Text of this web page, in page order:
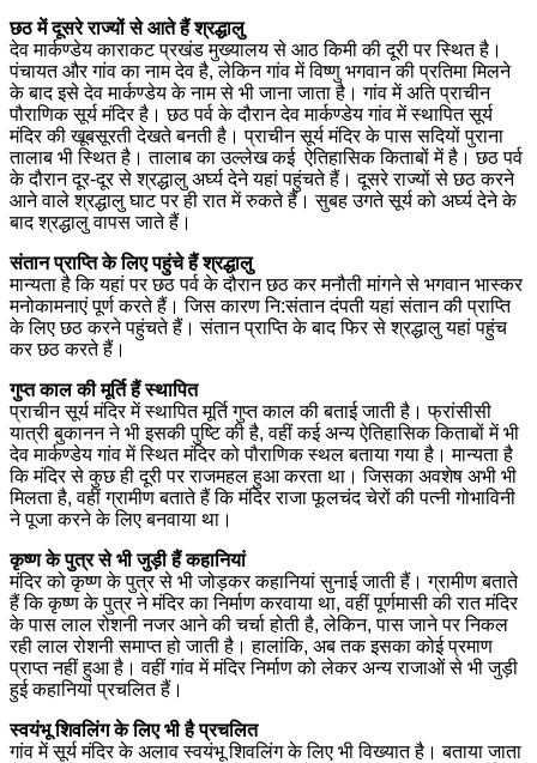
छठ में दूसरे राज्यों से आते हैं श्रद्धालु
देव मार्कण्डेय काराकट प्रखंड मुख्यालय से आठ किमी की दूरी पर स्थित है।
पंचायत और गांव का नाम देव है, लेकिन गांव में विष्णु भगवान की प्रतिमा मिलने
के बाद इसे देव मार्कण्डेय के नाम से भी जाना जाता है। गांव में अति प्राचीन
पौराणिक सूर्य मंदिर है। छठ पर्व के दौरान देव मार्कण्डेय गांव में स्थापित सूर्य
मंदिर की खूबसूरती देखते बनती है। प्राचीन सूर्य मंदिर के पास सदियों पुराना
तालाब भी स्थित है। तालाब का उल्लेख कई ऐतिहासिक किताबों में है। छठ पर्व
के दौरान दूर-दूर से श्रद्धालु अर्घ्य देने यहां पहुंचते हैं। दूसरे राज्यों से छठ करने
आने वाले श्रद्धालु घाट पर ही रात में रुकते हैं। सुबह उगते सूर्य को अर्घ्य देने के
बाद श्रद्धालु वापस जाते हैं।
संतान प्राप्ति के लिए पहुंचे हैं श्रद्धालु
मान्यता है कि यहां पर छठ पर्व के दौरान छठ कर मनौती मांगने से भगवान भास्कर
मनोकामनाएं पूर्ण करते हैं। जिस कारण नि:संतान दंपती यहां संतान की प्राप्ति
के लिए छठ करने पहुंचते हैं। संतान प्राप्ति के बाद फिर से श्रद्धालु यहां पहुंच
कर छठ करते हैं।
गुप्त काल की मूर्ति हैं स्थापित
प्राचीन सूर्य मंदिर में स्थापित मूर्ति गुप्त काल की बताई जाती है। फ्रांसीसी
यात्री बुकानन ने भी इसकी पुष्टि की है, वहीं कई अन्य ऐतिहासिक किताबों में भी
देव मार्कण्डेय गांव में स्थित मंदिर को पौराणिक स्थल बताया गया है। मान्यता है
कि मंदिर से कुछ ही दूरी पर राजमहल हुआ करता था। जिसका अवशेष अभी भी
मिलता है, वहीं ग्रामीण बताते हैं कि मंदिर राजा फूलचंद चेरों की पत्नी गोभाविनी
ने पूजा करने के लिए बनवाया था।
कृष्ण के पुत्र से भी जुड़ी हैं कहानियां
मंदिर को कृष्ण के पुत्र से भी जोड़कर कहानियां सुनाई जाती हैं। ग्रामीण बताते
हैं कि कृष्ण के पुत्र ने मंदिर का निर्माण करवाया था, वहीं पूर्णमासी की रात मंदिर
के पास लाल रोशनी नजर आने की चर्चा होती है, लेकिन, पास जाने पर निकल
रही लाल रोशनी समाप्त हो जाती है। हालांकि, अब तक इसका कोई प्रमाण
प्राप्त नहीं हुआ है। वहीं गांव में मंदिर निर्माण को लेकर अन्य राजाओं से भी जुड़ी
हुई कहानियां प्रचलित हैं।
स्वयंभू शिवलिंग के लिए भी है प्रचलित
गांव में सूर्य मंदिर के अलाव स्वयंभू शिवलिंग के लिए भी विख्यात है। बताया जाता